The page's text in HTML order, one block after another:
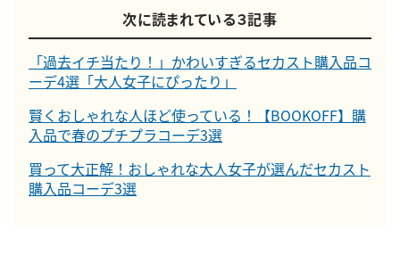
次に読まれている３記事
「過去イチ当たり！」かわいすぎるセカスト購入品コ
ーデ4選「大人女子にぴったり」
賢くおしゃれな人ほど使っている！【BOOKOFF】購
入品で春のプチプラコーデ3選
買って大正解！おしゃれな大人女子が選んだセカスト
購入品コーデ3選